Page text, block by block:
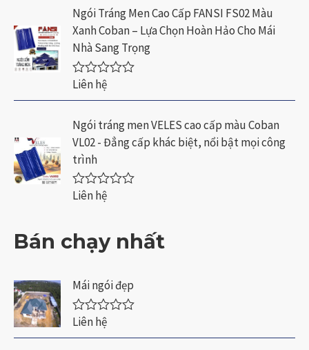
0
5
s
a
o
c
x
ế
p
h
ạ
n
g
0
s
a
o
Ngói Tráng Men Cao Cấp FANSI FS02 Màu
Xanh Coban – Lựa Chọn Hoàn Hảo Cho Mái
Nhà Sang Trọng
Đ
c
x
ế
p
h
ạ
n
g
s
a
Liên hệ
Ngói tráng men VELES cao cấp màu Coban
VL02 - Đẳng cấp khác biệt, nổi bật mọi công
trình
Đ
c
x
ạ
n
g
0
5
Liên hệ
Bán chạy nhất
Mái ngói đẹp
Đ
Liên hệ